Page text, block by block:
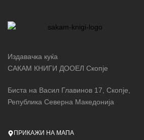
Издавачка куќа
САКАМ КНИГИ ДООЕЛ Скопје
Биста на Васил Главинов 17, Скопје,
Република Северна Македонија
ПРИКАЖИ НА МАПА